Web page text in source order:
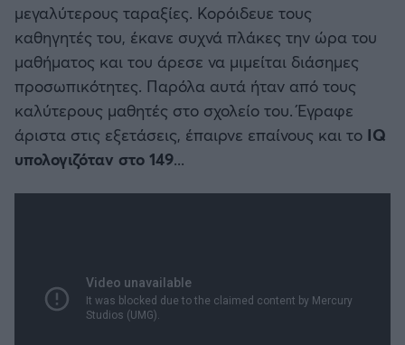
μεγαλύτερους ταραξίες. Κορόιδευε τους
καθηγητές του, έκανε συχνά πλάκες την ώρα του
μαθήματος και του άρεσε να μιμείται διάσημες
προσωπικότητες. Παρόλα αυτά ήταν από τους
καλύτερους μαθητές στο σχολείο του. Έγραφε
άριστα στις εξετάσεις, έπαιρνε επαίνους και το IQ
υπολογιζόταν στο 149...